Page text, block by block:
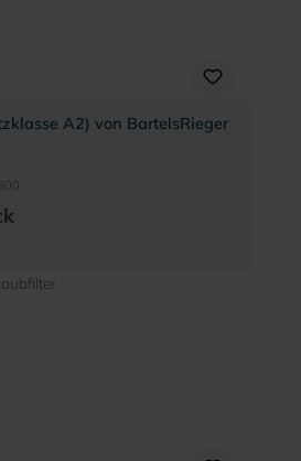
A2) von BartelsRieger